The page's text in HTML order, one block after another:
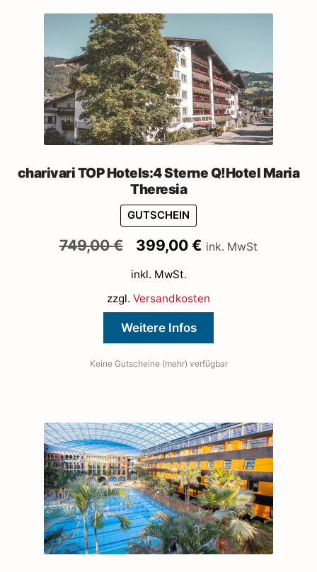
charivari TOP Hotels:4 Sterne Q!Hotel Maria
Theresia
GUTSCHEIN
749,00€
Ursprünglicher
war:
749,00 €
399,00€ Aktueller
399,00 €.
ink. MwSt
inkl. MwSt.
zzgl. Versandkosten
Weitere Infos
Keine Gutscheine (mehr) verfügbar